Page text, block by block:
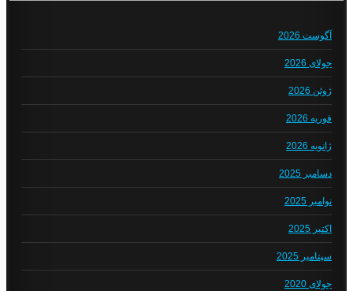
آگوست 2026
جولای 2026
ژوئن 2026
فوریه 2026
ژانویه 2026
دسامبر 2025
نوامبر 2025
اکتبر 2025
سپتامبر 2025
جولای 2020